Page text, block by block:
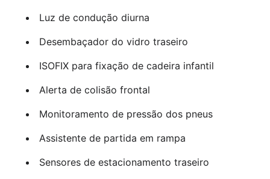
Luz de condução diurna
Desembaçador do vidro traseiro
ISOFIX para fixação de cadeira infantil
Alerta de colisão frontal
Monitoramento de pressão dos pneus
Assistente de partida em rampa
Sensores de estacionamento traseiro